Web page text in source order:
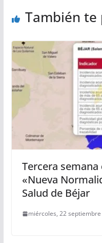
También te
Tercera
«Nueva
Salud de Béjar
miércoles, 22 septiembre